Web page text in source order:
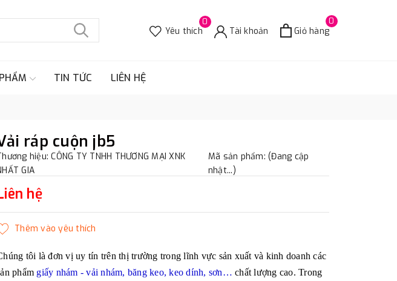
0
Yêu thích Tài khoản
0
Giỏ hàng
TIN TỨC LIÊN HỆ
ráp cuộn jb5
hiệu: CÔNG TY TNHH THƯƠNG MẠI XNK
GIA
Mã sản phẩm: (Đang cập
nhật...)
hệ
tôi là đơn vị uy tín trên thị trường trong lĩnh vực sản xuất và kinh doanh các
phẩm giấy nhám - vải nhám, băng keo, keo dính, sơn… chất lượng cao. Trong